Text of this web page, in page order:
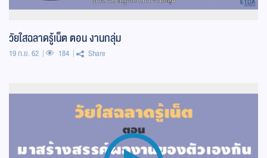
วัยใสฉลาดรู้เน็ต ตอน งานกลุ่ม
19 ก.ย. 62 184 Share